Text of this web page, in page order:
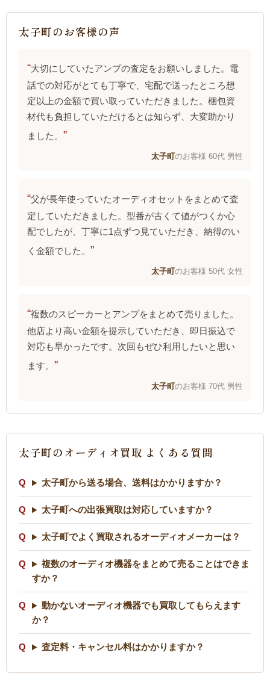
太子町のお客様の声
大切にしていたアンプの査定をお願いしました。電
話での対応がとても丁寧で、宅配で送ったところ想
定以上の金額で買い取っていただきました。梱包資
材代も負担していただけるとは知らず、大変助かり
ました。
太子町のお客様 60代 男性
父が長年使っていたオーディオセットをまとめて査
定していただきました。型番が古くて値がつくか心
配でしたが、丁寧に1点ずつ見ていただき、納得のい
く金額でした。
太子町のお客様 50代 女性
複数のスピーカーとアンプをまとめて売りました。
他店より高い金額を提示していただき、即日振込で
対応も早かったです。次回もぜひ利用したいと思い
ます。
太子町のお客様 70代 男性
太子町のオーディオ買取 よくある質問
太子町から送る場合、送料はかかりますか？
太子町への出張買取は対応していますか？
太子町でよく買取されるオーディオメーカーは？
複数のオーディオ機器をまとめて売ることはできま
すか？
動かないオーディオ機器でも買取してもらえます
か？
査定料・キャンセル料はかかりますか？